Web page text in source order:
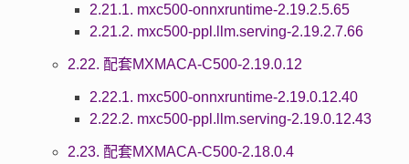
2.21.1. mxc500-onnxruntime-2.19.2.5.65
2.21.2. mxc500-ppl.llm.serving-2.19.2.7.66
2.22. 配套MXMACA-C500-2.19.0.12
2.22.1. mxc500-onnxruntime-2.19.0.12.40
2.22.2. mxc500-ppl.llm.serving-2.19.0.12.43
2.23. 配套MXMACA-C500-2.18.0.4